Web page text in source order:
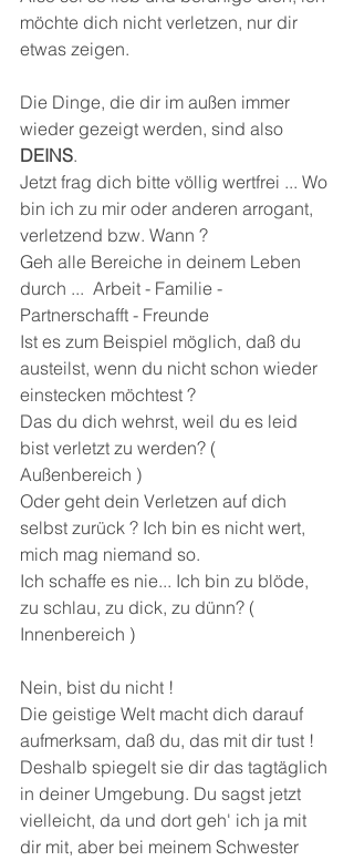
möchte dich nicht verletzen, nur dir
etwas zeigen.
Die Dinge, die dir im außen immer
wieder gezeigt werden, sind also
DEINS.
Jetzt frag dich bitte völlig wertfrei ... Wo
bin ich zu mir oder anderen arrogant,
verletzend bzw. Wann ?
Geh alle Bereiche in deinem Leben
durch ...  Arbeit - Familie -
Partnerschafft - Freunde
Ist es zum Beispiel möglich, daß du
austeilst, wenn du nicht schon wieder
einstecken möchtest ?
Das du dich wehrst, weil du es leid
bist verletzt zu werden? (
Außenbereich )
Oder geht dein Verletzen auf dich
selbst zurück ? Ich bin es nicht wert,
mich mag niemand so.
Ich schaffe es nie... Ich bin zu blöde,
zu schlau, zu dick, zu dünn? (
Innenbereich )
Nein, bist du nicht !
Die geistige Welt macht dich darauf
aufmerksam, daß du, das mit dir tust !
Deshalb spiegelt sie dir das tagtäglich
in deiner Umgebung. Du sagst jetzt
vielleicht, da und dort geh' ich ja mit
dir mit, aber bei meinem Schwester